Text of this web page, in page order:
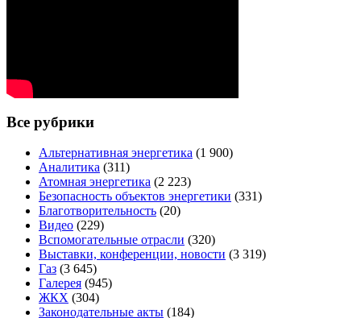
Все рубрики
Альтернативная энергетика (1 900)
Аналитика (311)
Атомная энергетика (2 223)
Безопасность объектов энергетики (331)
Благотворительность (20)
Видео (229)
Вспомогательные отрасли (320)
Выставки, конференции, новости (3 319)
Газ (3 645)
Галерея (945)
ЖКХ (304)
Законодательные акты (184)